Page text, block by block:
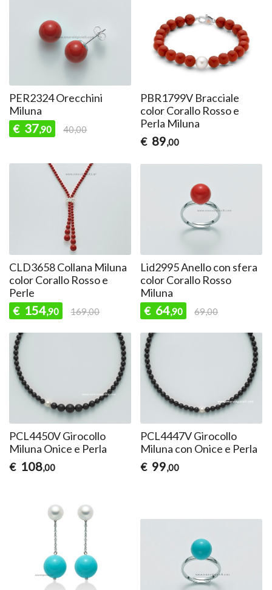
PER2324 Orecchini
Miluna
€ 37,90 40,00
PBR1799V Bracciale
color Corallo Rosso e
Perla Miluna
€ 89,00
CLD3658 Collana Miluna
color Corallo Rosso e
Perle
€ 154,90 169,00
Lid2995 Anello con sfera
color Corallo Rosso
Miluna
€ 64,90 69,00
PCL4450V Girocollo
Miluna Onice e Perla
€ 108,00
PCL4447V Girocollo
Miluna con Onice e Perla
€ 99,00